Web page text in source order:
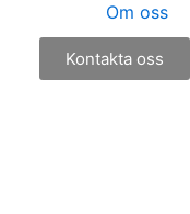
Om oss
Kontakta oss